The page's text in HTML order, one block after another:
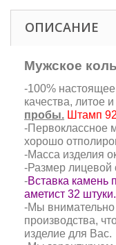
ОПИСАНИЕ
Мужское
-100%
качества, литое
пробы. Штамп
-Первоклассное
хорошо
-Масса изделия
-Размер лицевой
-Вставка камень
аметист 32 штуки.
-Мы внимательно
производства,
изделие для Вас.